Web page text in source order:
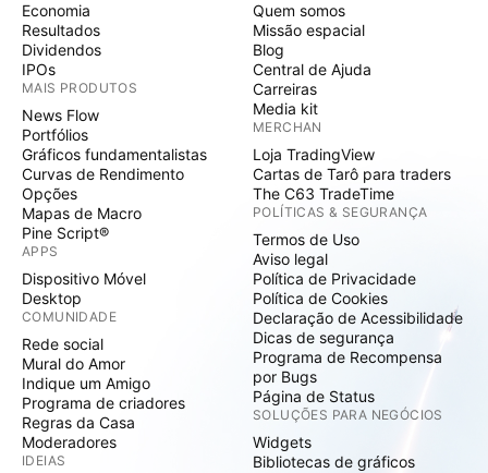
Economia
Resultados
Dividendos
IPOs
MAIS PRODUTOS
News Flow
Portfólios
Gráficos fundamentalistas
Curvas de Rendimento
Opções
Mapas de Macro
Pine Script®
APPS
Dispositivo Móvel
Desktop
COMUNIDADE
Rede social
Mural do Amor
Indique um Amigo
Programa de criadores
Regras da Casa
Moderadores
IDEIAS
Quem somos
Missão espacial
Blog
Central de Ajuda
Carreiras
Media kit
MERCHAN
Loja TradingView
Cartas de Tarô para traders
The C63 TradeTime
POLÍTICAS & SEGURANÇA
Termos de Uso
Aviso legal
Política de Privacidade
Política de Cookies
Declaração de Acessibilidade
Dicas de segurança
Programa de Recompensa
por Bugs
Página de Status
SOLUÇÕES PARA NEGÓCIOS
Widgets
Bibliotecas de gráficos